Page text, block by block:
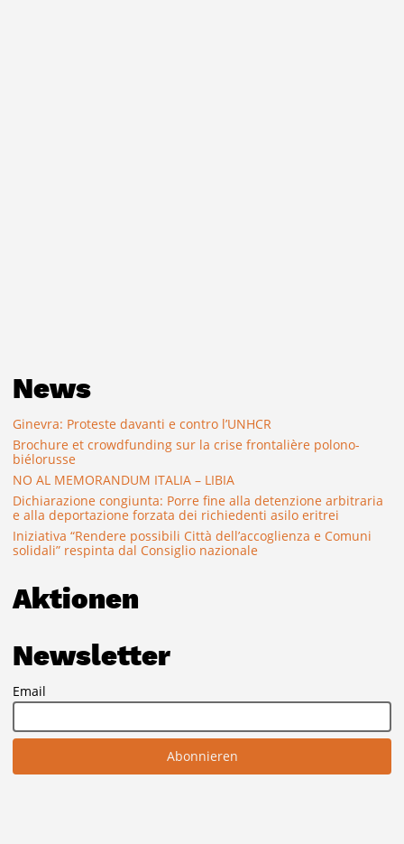
News
Ginevra: Proteste davanti e contro l’UNHCR
Brochure et crowdfunding sur la crise frontalière polono-
biélorusse
NO AL MEMORANDUM ITALIA – LIBIA
Dichiarazione congiunta: Porre fine alla detenzione arbitraria
e alla deportazione forzata dei richiedenti asilo eritrei
Iniziativa “Rendere possibili Città dell’accoglienza e Comuni
solidali” respinta dal Consiglio nazionale
Aktionen
Newsletter
Email